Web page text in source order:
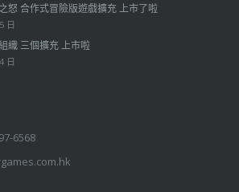
怒 合作式冒險版遊戲擴充 上市了啦
日
織 三個擴充 上市啦
日
6568